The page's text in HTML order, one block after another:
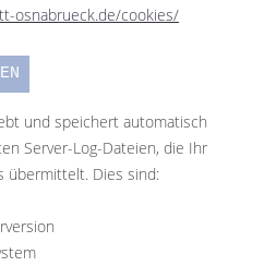
osnabrueck.de/cookies/
und speichert automatisch
Server-Log-Dateien, die Ihr
übermittelt. Dies sind: